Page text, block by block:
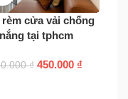
rèm cửa vải chống
nắng tại tphcm
₫ 450.000 ₫